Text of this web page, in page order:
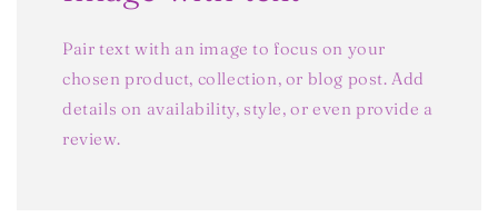
Pair text with an image to focus on your
chosen product, collection, or blog post. Add
details on availability, style, or even provide a
review.